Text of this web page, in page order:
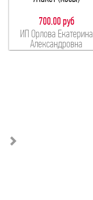
700.00 руб
ИП Орлова Екатерина
Александровна